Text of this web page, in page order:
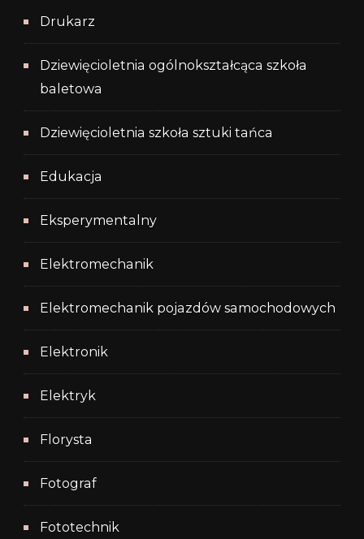
Drukarz
Dziewięcioletnia ogólnokształcąca szkoła
baletowa
Dziewięcioletnia szkoła sztuki tańca
Edukacja
Eksperymentalny
Elektromechanik
Elektromechanik pojazdów samochodowych
Elektronik
Elektryk
Florysta
Fotograf
Fototechnik